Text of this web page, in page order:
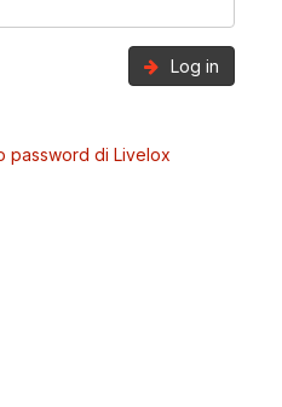
Log in
password di Livelox